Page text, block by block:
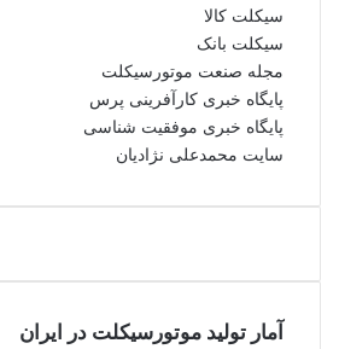
سیکلت کالا
سیکلت بانک
مجله صنعت موتورسیکلت
پایگاه خبری کارآفرینی پرس
پایگاه خبری موفقیت شناسی
سایت محمدعلی نژادیان
آمار تولید موتورسیکلت در ایران